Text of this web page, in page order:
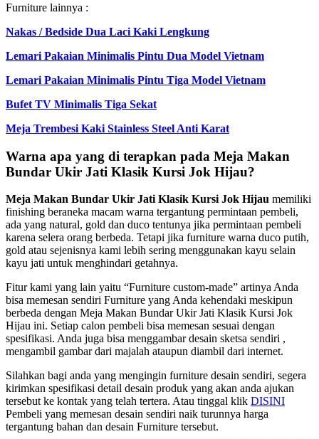
Furniture lainnya :
Nakas / Bedside Dua Laci Kaki Lengkung
Lemari Pakaian Minimalis Pintu Dua Model Vietnam
Lemari Pakaian Minimalis Pintu Tiga Model Vietnam
Bufet TV Minimalis Tiga Sekat
Meja Trembesi Kaki Stainless Steel Anti Karat
Warna apa yang di terapkan pada Meja Makan
Bundar Ukir Jati Klasik Kursi Jok Hijau?
Meja Makan Bundar Ukir Jati Klasik Kursi Jok Hijau memiliki
finishing beraneka macam warna tergantung permintaan pembeli,
ada yang natural, gold dan duco tentunya jika permintaan pembeli
karena selera orang berbeda. Tetapi jika furniture warna duco putih,
gold atau sejenisnya kami lebih sering menggunakan kayu selain
kayu jati untuk menghindari getahnya.
Fitur kami yang lain yaitu “Furniture custom-made” artinya Anda
bisa memesan sendiri Furniture yang Anda kehendaki meskipun
berbeda dengan Meja Makan Bundar Ukir Jati Klasik Kursi Jok
Hijau ini. Setiap calon pembeli bisa memesan sesuai dengan
spesifikasi. Anda juga bisa menggambar desain sketsa sendiri ,
mengambil gambar dari majalah ataupun diambil dari internet.
Silahkan bagi anda yang mengingin furniture desain sendiri, segera
kirimkan spesifikasi detail desain produk yang akan anda ajukan
tersebut ke kontak yang telah tertera. Atau tinggal klik DISINI
Pembeli yang memesan desain sendiri naik turunnya harga
tergantung bahan dan desain Furniture tersebut.